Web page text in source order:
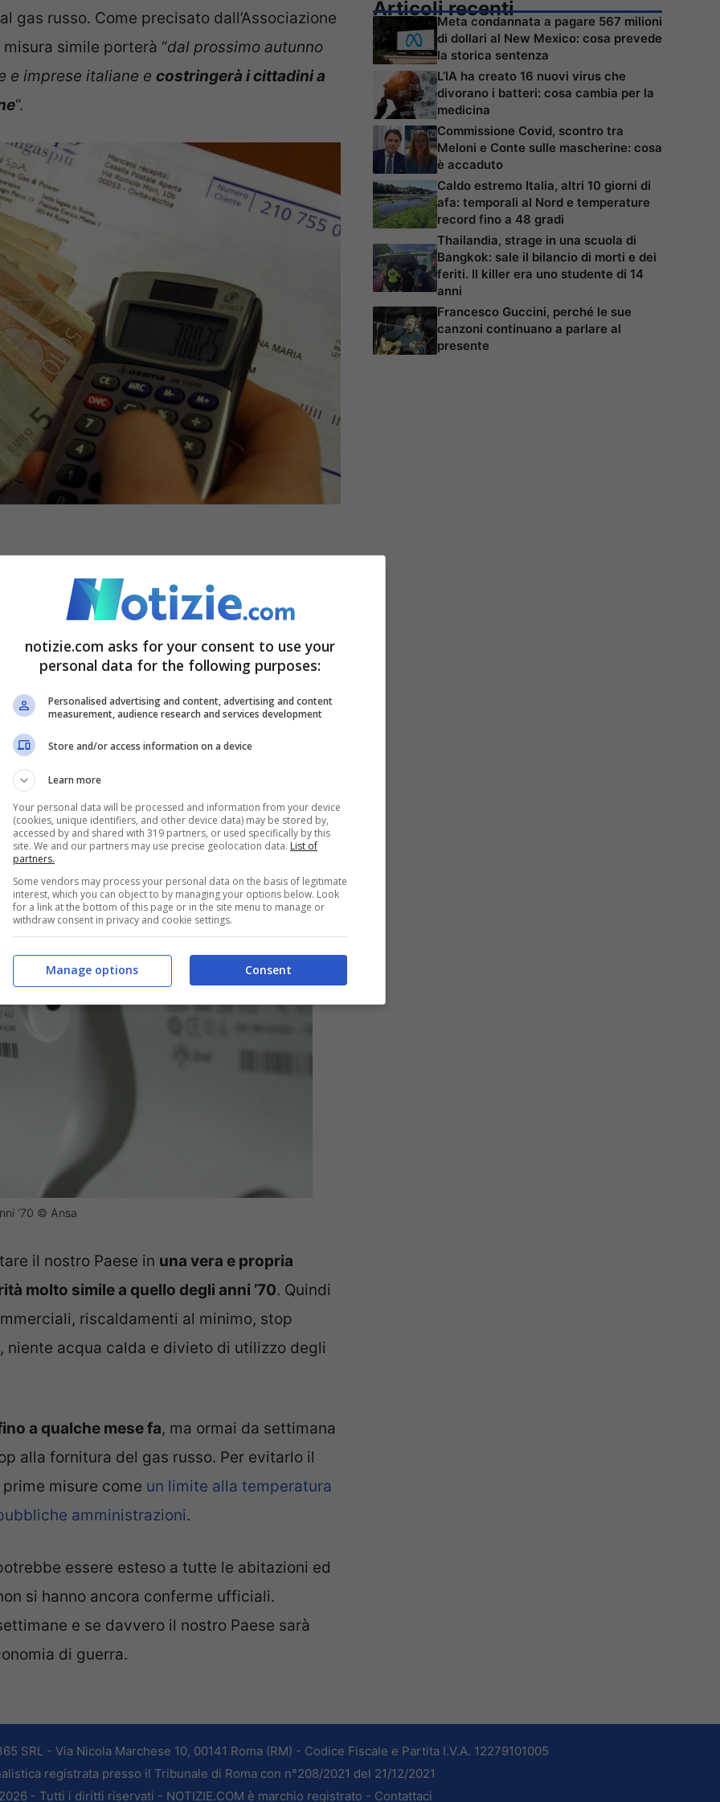
gas russo. Come precisato dall’Associazione
simile porterà “dal prossimo autunno
e imprese italiane e costringerà i cittadini a
“.
Assoutenti, dovrebbe portare gli italiani a
potrebbero contrarsi del 5%
e per questo motivo si chiede al Governo si
per non portare il nostro Paese
scorse settimane, è sul tavolo del premier
presidente del Consiglio è al lavoro
misura.
’70?
’70 © Ansa
il nostro Paese in una vera e propria
molto simile a quello degli anni ’70. Quindi
riscaldamenti al minimo, stop
niente acqua calda e divieto di utilizzo degli
a qualche mese fa, ma ormai da settimana
alla fornitura del gas russo. Per evitarlo il
misure come un limite alla temperatura
amministrazioni.
essere esteso a tutte le abitazioni ed
si hanno ancora conferme ufficiali.
e se davvero il nostro Paese sarà
di guerra.
Articoli recenti
Meta condannata a pagare 567 milioni
di dollari al New Mexico: cosa prevede
la storica sentenza
L’IA ha creato 16 nuovi virus che
divorano i batteri: cosa cambia per la
medicina
Commissione Covid, scontro tra
Meloni e Conte sulle mascherine: cosa
è accaduto
Caldo estremo Italia, altri 10 giorni di
afa: temporali al Nord e temperature
record fino a 48 gradi
Thailandia, strage in una scuola di
Bangkok: sale il bilancio di morti e dei
feriti. Il killer era uno studente di 14
anni
Francesco Guccini, perché le sue
canzoni continuano a parlare al
presente
SRL - Via Nicola Marchese 10, 00141 Roma (RM) - Codice Fiscale e Partita I.V.A. 12279101005
registrata presso il Tribunale di Roma con n°208/2021 del 21/12/2021
- Tutti i diritti riservati - NOTIZIE.COM è marchio registrato - Contattaci
notizie.com asks for your consent to use your
personal data for the following purposes:
Personalised advertising and content, advertising and content
measurement, audience research and services development
Store and/or access information on a device
Learn more
Your personal data will be processed and information from your device
(cookies, unique identifiers, and other device data) may be stored by,
accessed by and shared with 319 partners, or used specifically by this
site. We and our partners may use precise geolocation data. List of
partners.
Some vendors may process your personal data on the basis of legitimate
interest, which you can object to by managing your options below. Look
for a link at the bottom of this page or in the site menu to manage or
withdraw consent in privacy and cookie settings.
Consent
Manage options